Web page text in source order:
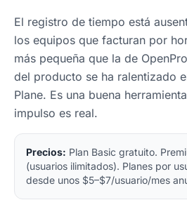
El registro de tiempo está
los equipos que facturan por
más pequeña que la de
del producto se ha ralentizado
Plane. Es una buena
impulso es real.
Precios: Plan Basic gratuito.
(usuarios ilimitados). Planes por
desde unos $5–$7/usuario/mes